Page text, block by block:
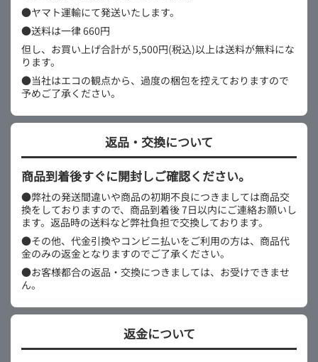
●ヤマト運輸にて発送いたします。
●送料は一律 660円
但し、お買い上げ合計が 5,500円(税込)以上は送料が無料にな
ります。
●当社はエコの観点から、過度の梱包を控えておりますので
予めご了承ください。
返品・交換について
商品到着後すぐに開封しご確認ください。
●弊社の発送間違いや商品の初期不良につきましては商品交
換をしておりますので、商品到着後 7日以内にご連絡お願いし
ます。返品時の送料など弊社負担で交換しております。
●その他、代金引換やコンビニ払いをご利用の方は、商品代
金のみの返金となりますのでご了承ください。
●お客様都合の返品・交換につきましては、お受けできませ
ん。
返金について